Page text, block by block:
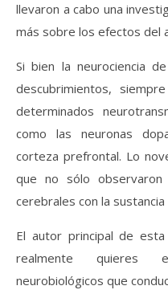
llevaron a cabo una
más sobre los efectos del
Si bien la neurociencia
descubrimientos,
determinados
como las neuronas
corteza prefrontal. Lo
que no sólo
cerebrales con la
El autor principal de
realmente quieres
neurobiológicos que